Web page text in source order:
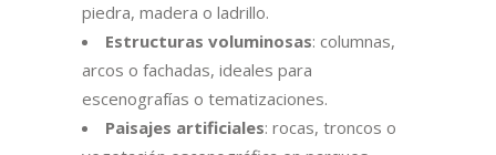
piedra, madera o ladrillo.
Estructuras voluminosas: columnas,
arcos o fachadas, ideales para
escenografías o tematizaciones.
Paisajes artificiales: rocas, troncos o